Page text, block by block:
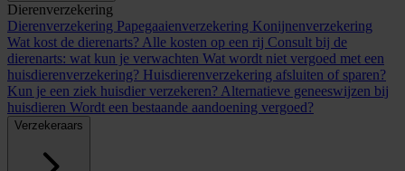
Dierenverzekering
Dierenverzekering Papegaaienverzekering Konijnenverzekering
Wat kost de dierenarts? Alle kosten op een rij Consult bij de
dierenarts: wat kun je verwachten Wat wordt niet vergoed met een
huisdierenverzekering? Huisdierenverzekering afsluiten of sparen?
Kun je een ziek huisdier verzekeren? Alternatieve geneeswijzen bij
huisdieren Wordt een bestaande aandoening vergoed?
Verzekeraars